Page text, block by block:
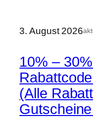
3. August 2026
10% –
(Alle